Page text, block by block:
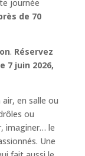
journée
de 70
. Réservez
7 juin 2026,
en salle ou
ou
imaginer… le
Une